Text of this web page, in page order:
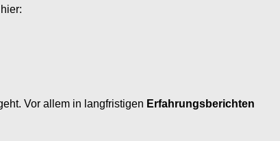
Vor allem in langfristigen Erfahrungsberichten